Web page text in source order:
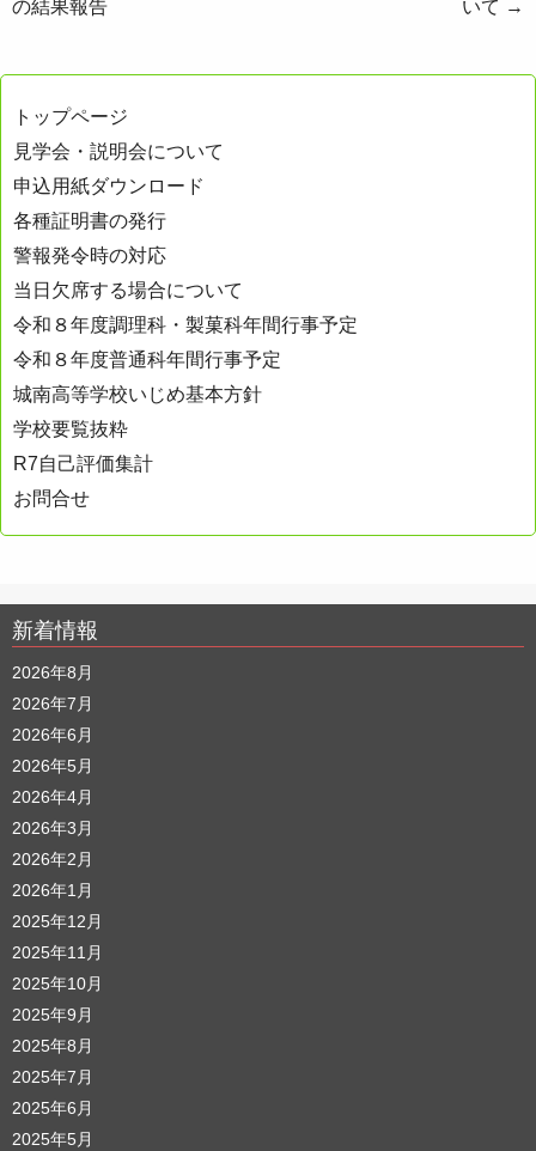
稿
ゲ
ー
シ
ョ
ン
の結果報告
いて →
トップページ
見学会・説明会について
申込用紙ダウンロード
各種証明書の発行
警報発令時の対応
当日欠席する場合について
令和８年度調理科・製菓科年間行事予定
令和８年度普通科年間行事予定
城南高等学校いじめ基本方針
学校要覧抜粋
R7自己評価集計
お問合せ
新着情報
2026年8月
2026年7月
2026年6月
2026年5月
2026年4月
2026年3月
2026年2月
2026年1月
2025年12月
2025年11月
2025年10月
2025年9月
2025年8月
2025年7月
2025年6月
2025年5月